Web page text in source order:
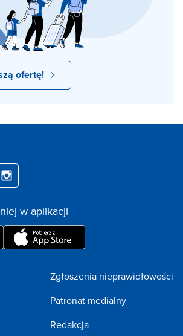
ofertę!
w aplikacji
Zgłoszenia nieprawidłowości
Patronat medialny
Redakcja